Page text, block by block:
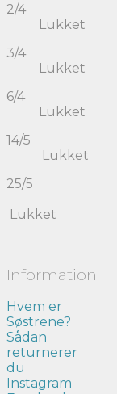
2/4
Lukket
3/4
Lukket
6/4
Lukket
14/5
Lukket
25/5
Lukket
Information
Hvem er
Søstrene?
Sådan
returnerer
du
Instagram